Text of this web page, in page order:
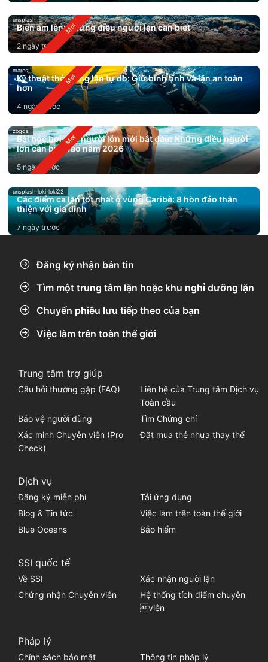
unsplash
Biển ấm lên: Những điều người lặn cần biết
2 ngày trước
mares
Kỹ thuật thở trong lặn tự do: Giữ bình tĩnh và lặn an toàn
hơn
4 ngày trước
zoggs
Bài học bơi cho người lớn mới bắt đầu: Những điều người
lớn cần biết vào năm 2026
5 ngày trước
unsplash-loki-loki22
Các điểm ca lặn tốt nhất ở vùng Caribê: 8 hòn đảo thân
thiện với gia đình
7 ngày trước
Đăng ký nhận bản tin
Tìm một trung tâm lặn hoặc khu nghỉ dưỡng lặn
Chuyến phiêu lưu tiếp theo của bạn
Việc làm trên toàn thế giới
Trung tâm trợ giúp
Câu hỏi thường gặp (FAQ)
Liên hệ của Trung tâm Dịch vụ
Toàn cầu
Bảo vệ người dùng
Tìm Chứng chỉ
Xác minh Chuyên viên (Pro
Check)
Đặt mua thẻ nhựa thay thế
Dịch vụ
Đăng ký miễn phí
Tải ứng dụng
Blog & Tin tức
Việc làm trên toàn thế giới
Blue Oceans
Bảo hiểm
SSI quốc tế
Về SSI
Xác nhận người lặn
Chứng nhận Chuyên viên
Hệ thống tích điểm chuyên
viên
Pháp lý
Chính sách bảo mật Thông tin pháp lý